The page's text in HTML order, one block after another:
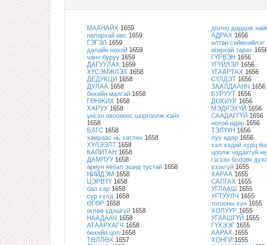
МААНАЙХ 1659
налархай өвс 1659
ГЭГЭЛ 1659
далайн нохой 1659
чанх буруу 1659
ДАГУУЛАХ 1659
ХҮСЭМЖЛЭХ 1658
ДЕДУКЦИ 1658
ДУЛАА 1658
бөхийн малгай 1658
ГӨНЖИХ 1658
ХАРУУ 1658
үнсэн овооноос шоргоолж хайх
1658
БАГС 1658
хамраас нь хөтлөх 1658
ХҮЛЭЭЛТ 1658
КАПИТАН 1658
ДАМПУУ 1658
ариун явбал ашид тустай 1658
НИЙДЭМ 1658
ЦЭРВҮҮ 1658
бал сар 1658
сүр сүлд 1658
ӨГӨР 1658
өглөө үдэшгүй 1658
НААДААЧ 1658
АТААРХАГЧ 1658
бөхийн цол 1658
ТӨЛЛӨХ 1657
долоо дордож
АДРАХ 1656
алтан сиймхийлэг
агирхай тарах
ГҮРВЭН 1656
ҮГҮЙЛЭЛ 1656
УГААРТАХ 1656
СҮЛДЭТ 1656
ЗААЛДААНЧ 1656
БУРУУТ 1656
ДОХИУР 1656
МЭДРЭХҮЙ 1656
СААДАГГҮЙ 1656
нохой өдөр 1656
ТЭЛҮҮН 1656
луу өдөр 1656
хэл хэдий хурц
цоолж чадахгүй
гэгээн боловч
үзэхгүй 1655
ХАРАА 1655
САЛГАХ 1655
УГЛААШ 1655
УГТУУЛЧ 1655
тогооны хүн 1655
ХОЛУУР 1655
УГААШГҮЙ 1655
ГҮХЭЭГ 1655
ААРАХ 1655
ХОНГИ 1655